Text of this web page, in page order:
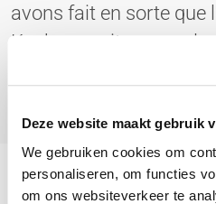
Deze website maakt gebruik
We gebruiken cookies om
personaliseren, om functies
om ons websiteverkeer te
avons fait en sorte que
Keukens soit non
mais aussi un point de